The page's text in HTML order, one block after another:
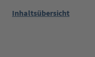
Inhaltsübersicht